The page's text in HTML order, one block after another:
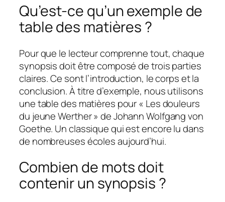
Qu’est-ce qu’un exemple de
table des matières ?
Pour que le lecteur comprenne tout, chaque
synopsis doit être composé de trois parties
claires. Ce sont l’introduction, le corps et la
conclusion. À titre d’exemple, nous utilisons
une table des matières pour « Les douleurs
du jeune Werther » de Johann Wolfgang von
Goethe. Un classique qui est encore lu dans
de nombreuses écoles aujourd’hui.
Combien de mots doit
contenir un synopsis ?